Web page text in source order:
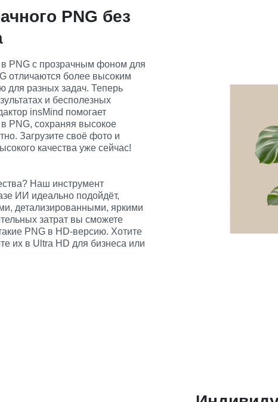
PNG без
в PNG с прозрачным фоном для
отличаются более высоким
для разных задач. Теперь
и бесполезных
insMind помогает
PNG, сохраняя высокое
Загрузите своё фото и
качества уже сейчас!
Наш инструмент
ИИ идеально подойдёт,
детализированными, яркими
затрат вы сможете
PNG в HD-версию. Хотите
их в Ultra HD для бизнеса или